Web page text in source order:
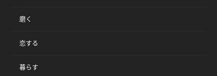
磨く
恋する
暮らす